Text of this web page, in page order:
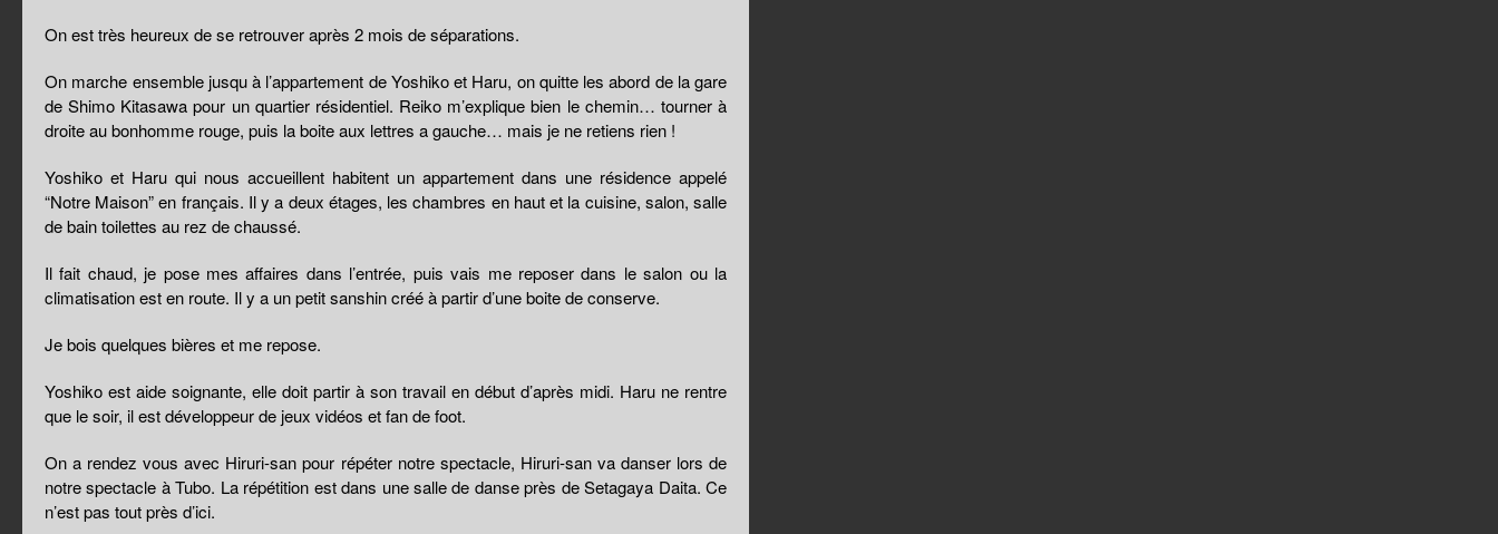
On est très heureux de se retrouver après 2 mois de séparations.
On marche ensemble jusqu à l’appartement de Yoshiko et Haru, on quitte les abord de la gare
de Shimo Kitasawa pour un quartier résidentiel. Reiko m’explique bien le chemin… tourner à
droite au bonhomme rouge, puis la boite aux lettres a gauche… mais je ne retiens rien !
Yoshiko et Haru qui nous accueillent habitent un appartement dans une résidence appelé
“Notre Maison” en français. Il y a deux étages, les chambres en haut et la cuisine, salon, salle
de bain toilettes au rez de chaussé.
Il fait chaud, je pose mes affaires dans l’entrée, puis vais me reposer dans le salon ou la
climatisation est en route. Il y a un petit sanshin créé à partir d’une boite de conserve.
Je bois quelques bières et me repose.
Yoshiko est aide soignante, elle doit partir à son travail en début d’après midi. Haru ne rentre
que le soir, il est développeur de jeux vidéos et fan de foot.
On a rendez vous avec Hiruri-san pour répéter notre spectacle, Hiruri-san va danser lors de
notre spectacle à Tubo. La répétition est dans une salle de danse près de Setagaya Daita. Ce
n’est pas tout près d’ici.